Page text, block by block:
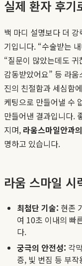
실제 환자 후기
백 마디 설명보다 더
기입니다. “수술받는
“질문이 많았는데도
감동받았어요” 등 라
진의 친절함과 세심함
케팅으로 만들어낼 수
만들어낸 결과입니다.
지며, 라움스마일안과
명하고 있습니다.
라움 스마일 시
최첨단 기술: 현존
여 10초 이내의 빠
다.
궁극의 안전성: 각
증, 빛 번짐 등 부